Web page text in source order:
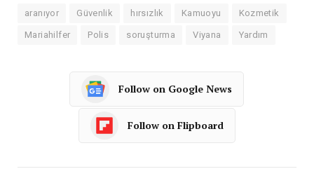
aranıyor Güvenlik hırsızlık Kamuoyu Kozmetik
Mariahilfer Polis soruşturma Viyana Yardım
Follow on Google News
Follow on Flipboard